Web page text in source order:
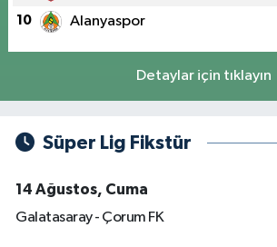
10 Alanyaspor
Detaylar için tıklayın
Süper Lig Fikstür
14 Ağustos, Cuma
Galatasaray - Çorum FK